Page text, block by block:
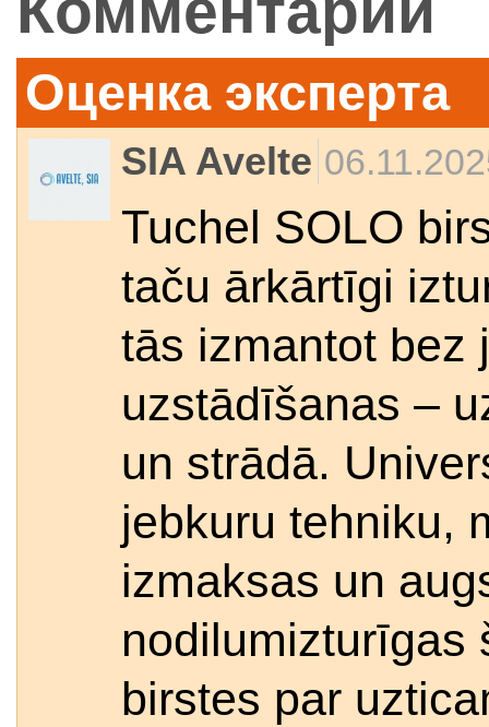
Комментарий
Оценка эксперта
SIA Avelte
Tuchel SOLO
taču ārkārtīgi
tās izmantot bez
uzstādīšanas –
un strādā.
jebkuru tehniku,
izmaksas un
nodilumizturīgas
birstes par